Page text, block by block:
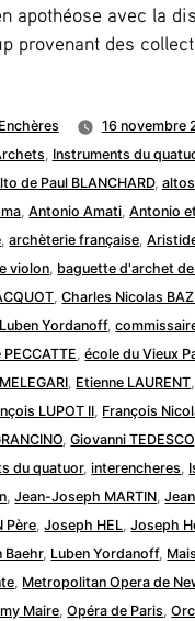
apothéose avec la
provenant des
16 novembre
, Instruments du
:
de Paul BLANCHARD, altos
,Antonio Amati,Antonio
,archèterie française,
violon, baguette d'archet
,Charles Nicolas
Yordanoff,
,école du Vieux
, Etienne LAURENT,
LUPOT II, François
,Giovanni TEDESCO
du quatuor,interencheres,
,Jean-Joseph MARTIN,
Père,Joseph HEL,Joseph
Baehr, Luben Yordanoff,
, Metropolitan Opera de
Maire,Opéra de Paris,